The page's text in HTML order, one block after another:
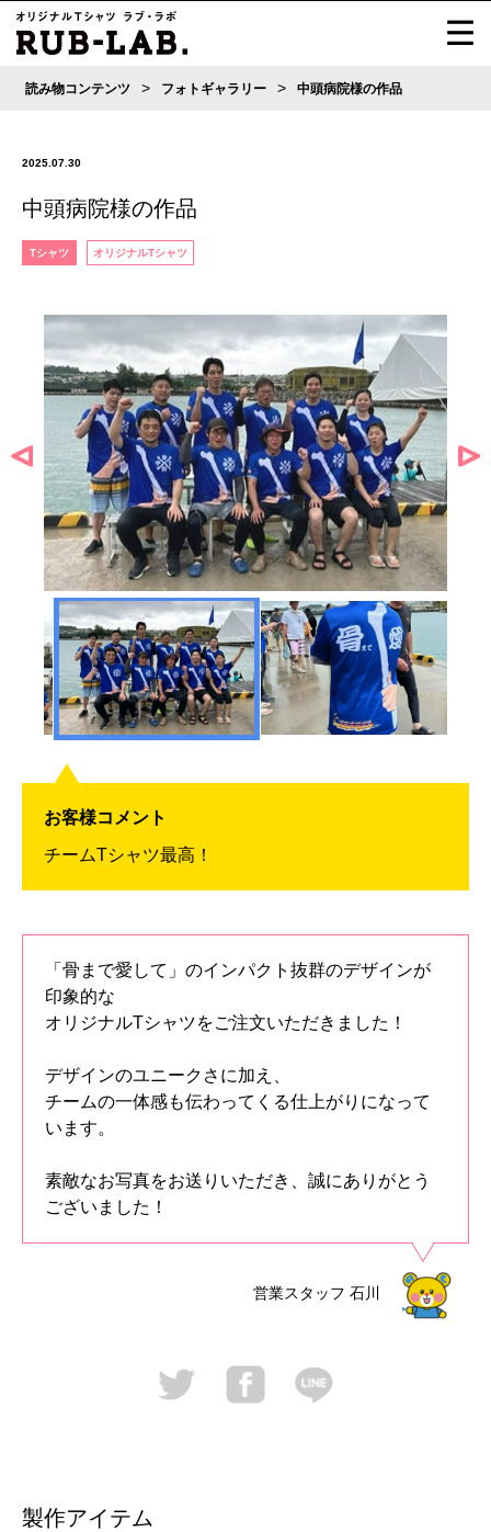
読み物コンテンツ > フォトギャラリー > 中頭病院様の作品
2025.07.30
中頭病院様の作品
Tシャツ オリジナルTシャツ
お客様コメント
チームTシャツ最高！
「骨まで愛して」のインパクト抜群のデザインが
印象的な
オリジナルTシャツをご注文いただきました！
デザインのユニークさに加え、
チームの一体感も伝わってくる仕上がりになって
います。
素敵なお写真をお送りいただき、誠にありがとう
ございました！
営業スタッフ 石川
製作アイテム